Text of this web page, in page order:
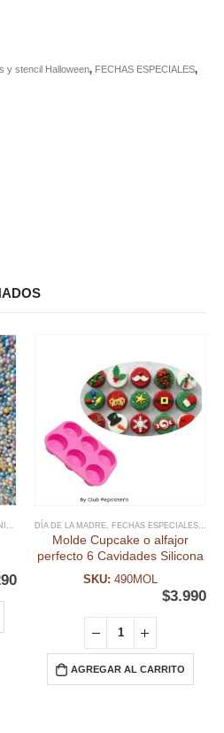
y stencil Halloween, FECHAS ESPECIALES,
, FECHAS ESPECIALES,MIX
DÍA DE LA MADRE FECHAS ESPECIALES
Molde Cupcake o alfajor
perfecto 6 Cavidades Silicona
SKU: 490MOL
$3.990
AGREGAR AL CARRITO